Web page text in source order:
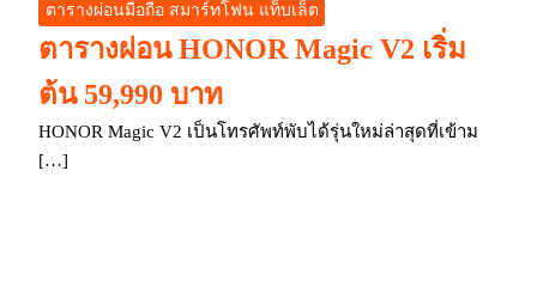
ตารางผ่อนมือถือ สมาร์ทโฟน แท็บเล็ต
ตารางผ่อน HONOR Magic V2 เริ่ม
ต้น 59,990 บาท
HONOR Magic V2 เป็นโทรศัพท์พับได้รุ่นใหม่ล่าสุดที่เข้าม
[…]